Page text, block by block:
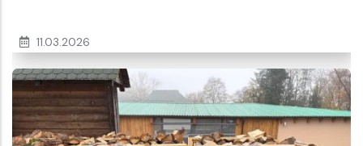
11.03.2026